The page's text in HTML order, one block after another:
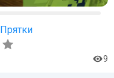
Прятки
9